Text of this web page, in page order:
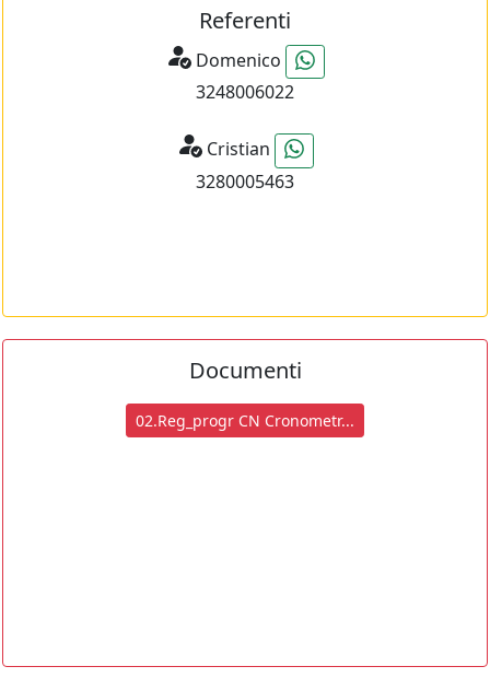
Referenti
Domenico
3248006022
Cristian
3280005463
Documenti
02.Reg_progr CN Cronometr...